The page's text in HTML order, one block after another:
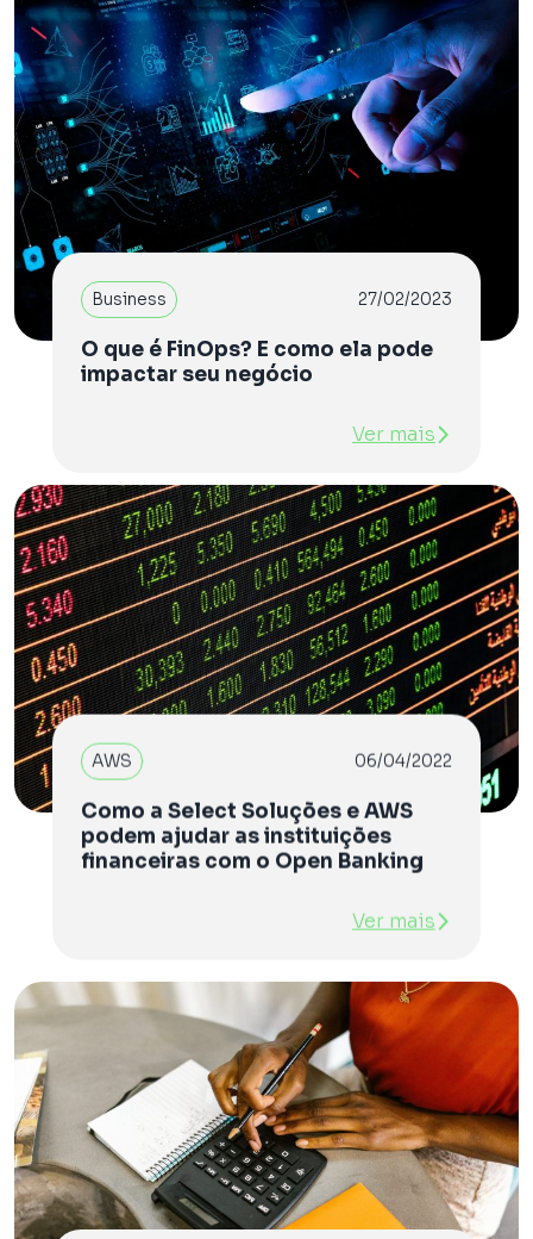
Business 27/02/2023
O que é FinOps? E como ela pode
impactar seu negócio
Ver mais
AWS 06/04/2022
Como a Select Soluções e AWS
podem ajudar as instituições
financeiras com o Open Banking
Ver mais